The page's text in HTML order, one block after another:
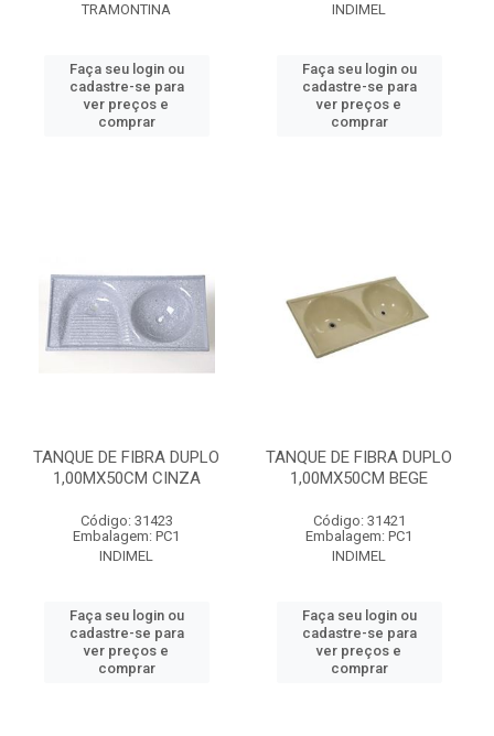
TRAMONTINA
Faça seu login ou
cadastre-se para
ver preços e
comprar
INDIMEL
Faça seu login ou
cadastre-se para
ver preços e
comprar
TANQUE DE FIBRA DUPLO
1,00MX50CM CINZA
Código: 31423
Embalagem: PC1
INDIMEL
Faça seu login ou
cadastre-se para
ver preços e
comprar
TANQUE DE FIBRA DUPLO
1,00MX50CM BEGE
Código: 31421
Embalagem: PC1
INDIMEL
Faça seu login ou
cadastre-se para
ver preços e
comprar